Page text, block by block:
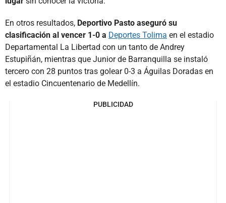
En otros resultados, Deportivo Pasto aseguró su
clasificación al vencer 1-0 a Deportes Tolima en el estadio
Departamental La Libertad con un tanto de Andrey
Estupiñán, mientras que Junior de Barranquilla se instaló
tercero con 28 puntos tras golear 0-3 a Águilas Doradas en
el estadio Cincuentenario de Medellín.
PUBLICIDAD